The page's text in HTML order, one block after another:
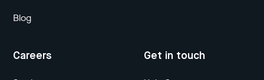
Blog
Careers Get in touch